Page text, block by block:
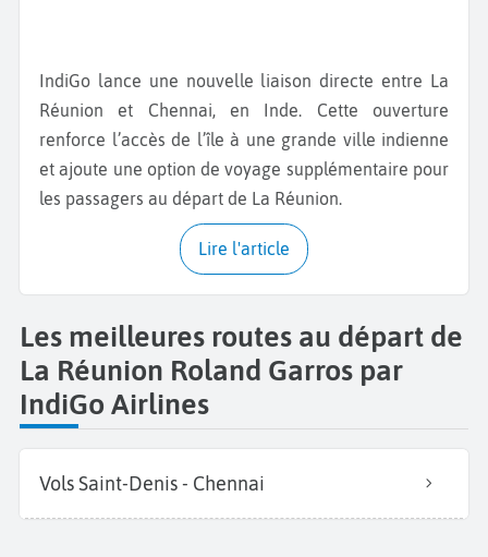
IndiGo lance une nouvelle liaison directe entre La
Réunion et Chennai, en Inde. Cette ouverture
renforce l’accès de l’île à une grande ville indienne
et ajoute une option de voyage supplémentaire pour
les passagers au départ de La Réunion.
Lire l'article
Les meilleures routes au départ de
La Réunion Roland Garros par
IndiGo Airlines
Vols Saint-Denis - Chennai